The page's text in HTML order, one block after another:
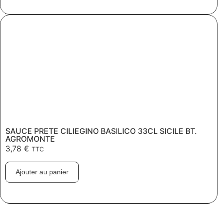
SAUCE PRETE CILIEGINO BASILICO 33CL SICILE BT.
AGROMONTE
3,78 € TTC
Ajouter au panier